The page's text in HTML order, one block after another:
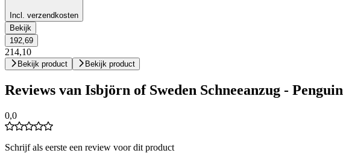
Incl. verzendkosten
Bekijk
192,69
214,10
Bekijk product Bekijk product
Reviews van Isbjörn of Sweden Schneeanzug -
0,0
Schrijf als eerste een review voor dit product